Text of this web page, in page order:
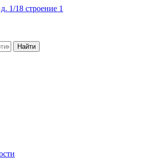
1/18 строение 1
Найти